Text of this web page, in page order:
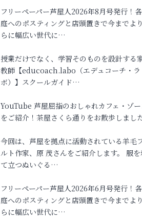
フリーペーパー芦屋人2026年8月号発行！
庭へのポスティングと店頭置きで今までよ
らに幅広い世代に…
授業だけでなく、学習そのものを設計する
教師【educoach.labo（エデュコーチ・ラ
ボ）】スクールガイド…
YouTube 芦屋屈指のおしゃれカフェ・ゾ
をご紹介！茶屋さくら通りをお散歩しまし
今回は、芦屋を拠点に活動されている羊毛
ルト作家、原 茂さんをご紹介します。 服を
て立つぬいぐる…
フリーペーパー芦屋人2026年6月号発行！
庭へのポスティングと店頭置きで今までよ
らに幅広い世代に…